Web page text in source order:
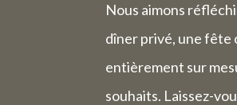
Nous aimons
dîner privé, une fête
entièrement sur
souhaits. Laissez-